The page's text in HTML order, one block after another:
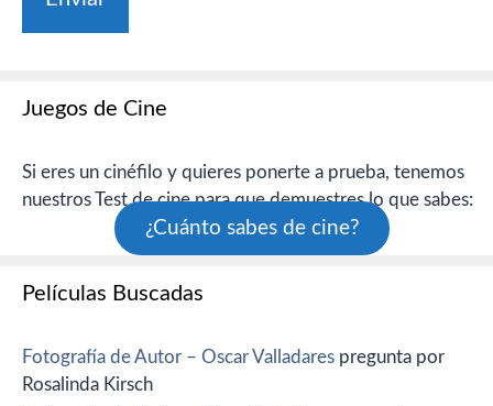
Juegos de Cine
Si eres un cinéfilo y quieres ponerte a prueba, tenemos
nuestros Test de cine para que demuestres lo que sabes:
¿Cuánto sabes de cine?
Películas Buscadas
Fotografía de Autor – Oscar Valladares pregunta por
Rosalinda Kirsch